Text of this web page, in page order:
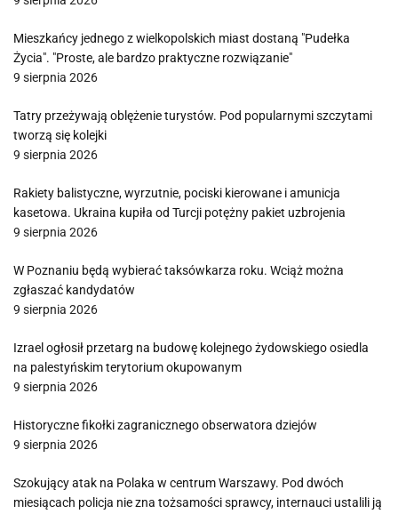
Mieszkańcy jednego z wielkopolskich miast dostaną "Pudełka
Życia". "Proste, ale bardzo praktyczne rozwiązanie"
9 sierpnia 2026
Tatry przeżywają oblężenie turystów. Pod popularnymi szczytami
tworzą się kolejki
9 sierpnia 2026
Rakiety balistyczne, wyrzutnie, pociski kierowane i amunicja
kasetowa. Ukraina kupiła od Turcji potężny pakiet uzbrojenia
9 sierpnia 2026
W Poznaniu będą wybierać taksówkarza roku. Wciąż można
zgłaszać kandydatów
9 sierpnia 2026
Izrael ogłosił przetarg na budowę kolejnego żydowskiego osiedla
na palestyńskim terytorium okupowanym
9 sierpnia 2026
Historyczne fikołki zagranicznego obserwatora dziejów
9 sierpnia 2026
Szokujący atak na Polaka w centrum Warszawy. Pod dwóch
miesiącach policja nie zna tożsamości sprawcy, internauci ustalili ją